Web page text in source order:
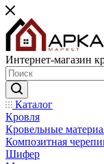
Интернет-магазин
Каталог
Кровля
Кровельные
Композитная
Шифер